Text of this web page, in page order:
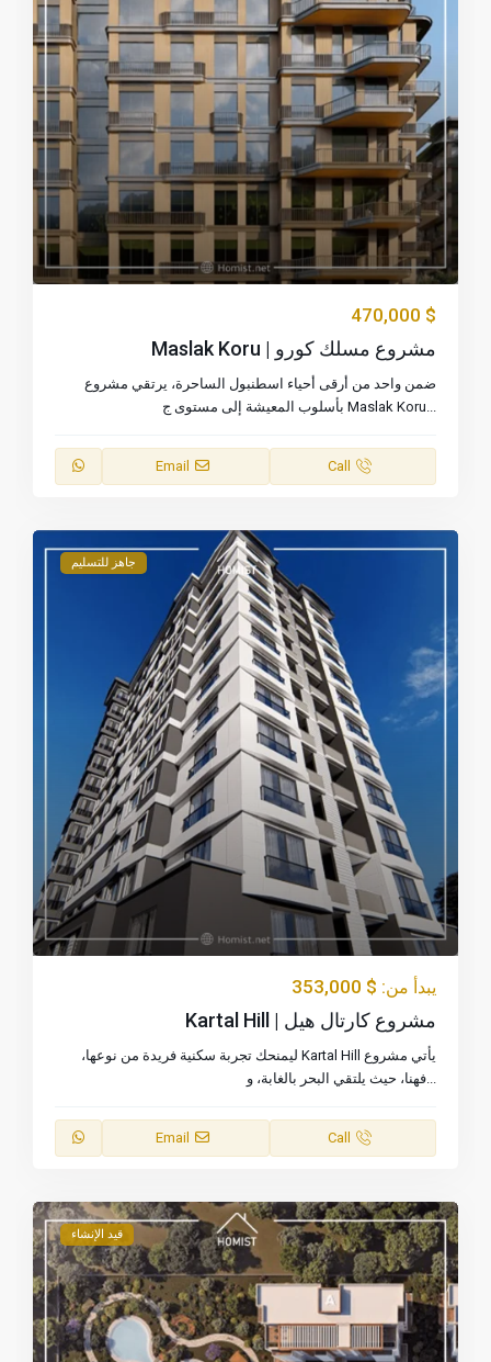
$ 470,000
مشروع مسلك كورو | Maslak Koru
ضمن واحد من أرقى أحياء اسطنبول الساحرة، يرتقي مشروع
Maslak Koru بأسلوب المعيشة إلى مستوى ج
Call
Email
جاهز للتسليم
يبدأ من: $ 353,000
مشروع كارتال هيل | Kartal Hill
يأتي مشروع Kartal Hill ليمنحك تجربة سكنية فريدة من نوعها،
فهنا، حيث يلتقي البحر بالغابة، و...
Call
Email
قيد الإنشاء